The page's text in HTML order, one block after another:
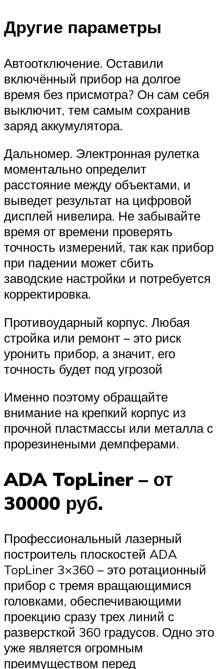
Другие параметры
Автоотключение. Оставили
включённый прибор на долгое
время без присмотра? Он сам себя
выключит, тем самым сохранив
заряд аккумулятора.
Дальномер. Электронная рулетка
моментально определит
расстояние между объектами, и
выведет результат на цифровой
дисплей нивелира. Не забывайте
время от времени проверять
точность измерений, так как прибор
при падении может сбить
заводские настройки и потребуется
корректировка.
Противоударный корпус. Любая
стройка или ремонт – это риск
уронить прибор, а значит, его
точность будет под угрозой
Именно поэтому обращайте
внимание на крепкий корпус из
прочной пластмассы или металла с
прорезинеными демпферами.
ADA TopLiner – от
30000 руб.
Профессиональный лазерный
построитель плоскостей ADA
TopLiner 3×360 – это ротационный
прибор с тремя вращающимися
головками, обеспечивающими
проекцию сразу трех линий с
разверсткой 360 градусов. Одно это
уже является огромным
преимуществом перед